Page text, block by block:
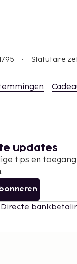
Statutaire
updates
tips en toegang